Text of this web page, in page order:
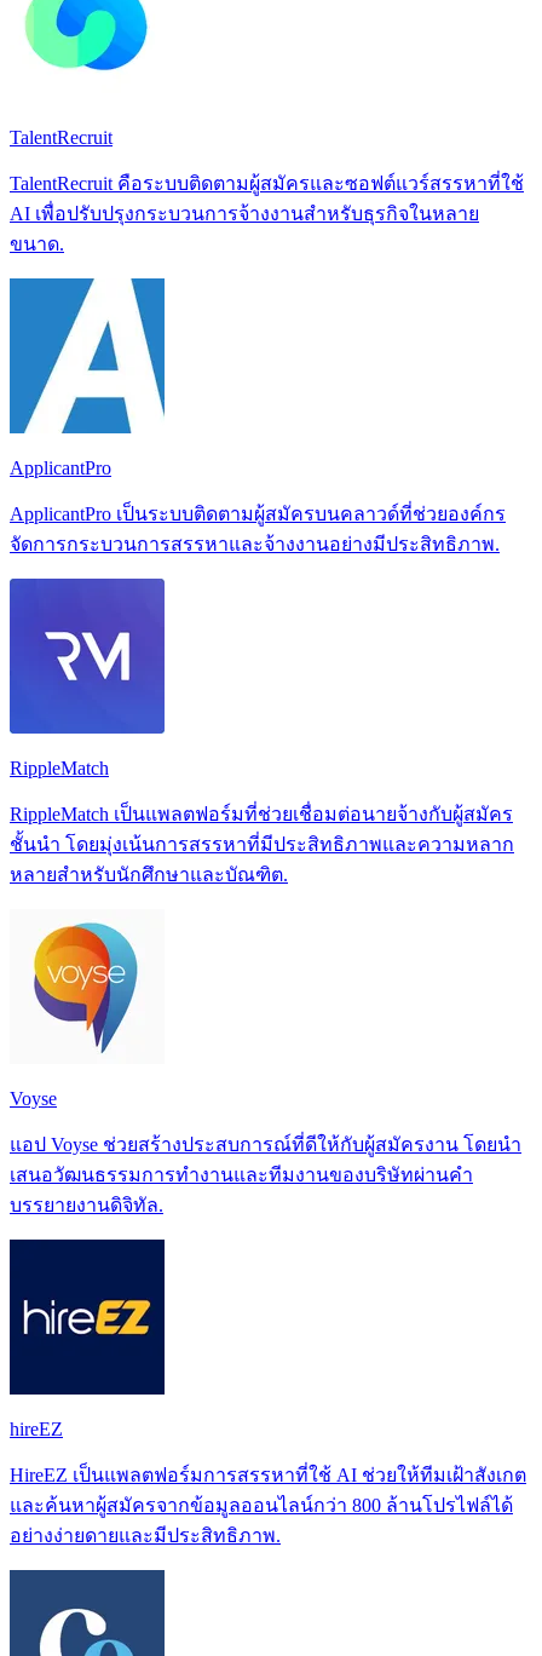
TalentRecruit
TalentRecruit คือระบบติดตามผู้สมัครและซอฟต์แวร์สรรหาที่ใช้
AI เพื่อปรับปรุงกระบวนการจ้างงานสำหรับธุรกิจในหลาย
ขนาด.
ApplicantPro
ApplicantPro เป็นระบบติดตามผู้สมัครบนคลาวด์ที่ช่วยองค์กร
จัดการกระบวนการสรรหาและจ้างงานอย่างมีประสิทธิภาพ.
RippleMatch
RippleMatch เป็นแพลตฟอร์มที่ช่วยเชื่อมต่อนายจ้างกับผู้สมัคร
ชั้นนำ โดยมุ่งเน้นการสรรหาที่มีประสิทธิภาพและความหลาก
หลายสำหรับนักศึกษาและบัณฑิต.
Voyse
แอป Voyse ช่วยสร้างประสบการณ์ที่ดีให้กับผู้สมัครงาน โดยนำ
เสนอวัฒนธรรมการทำงานและทีมงานของบริษัทผ่านคำ
บรรยายงานดิจิทัล.
hireEZ
HireEZ เป็นแพลตฟอร์มการสรรหาที่ใช้ AI ช่วยให้ทีมเฝ้าสังเกต
และค้นหาผู้สมัครจากข้อมูลออนไลน์กว่า 800 ล้านโปรไฟล์ได้
อย่างง่ายดายและมีประสิทธิภาพ.